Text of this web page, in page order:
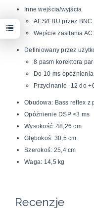
Inne wejścia/wyjścia
AES/EBU przez BNC
Wejście zasilania AC
Definiowany przez
8 pasm korektora
Do 10 ms opóźnienia
Przycinanie -12 do
Obudowa: Bass reflex z
Opóźnienie DSP <3 ms
Wysokość: 48,26 cm
Głębokoś: 30,5 cm
Szerokoś: 25,4 cm
Waga: 14,5 kg
Recenzje